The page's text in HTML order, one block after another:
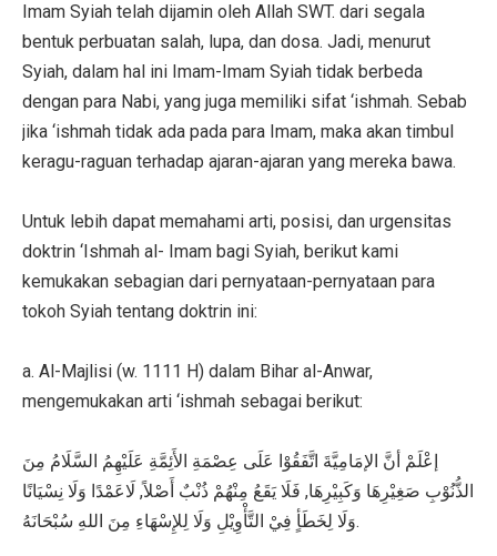
Imam Syiah telah dijamin oleh Allah SWT. dari segala
bentuk perbuatan salah, lupa, dan dosa. Jadi, menurut
Syiah, dalam hal ini Imam-Imam Syiah tidak berbeda
dengan para Nabi, yang juga memiliki sifat ‘ishmah. Sebab
jika ‘ishmah tidak ada pada para Imam, maka akan timbul
keragu-raguan terhadap ajaran-ajaran yang mereka bawa.
Untuk lebih dapat memahami arti, posisi, dan urgensitas
doktrin ‘Ishmah al- Imam bagi Syiah, berikut kami
kemukakan sebagian dari pernyataan-pernyataan para
tokoh Syiah tentang doktrin ini:
a. Al-Majlisi (w. 1111 H) dalam Bihar al-Anwar,
mengemukakan arti ‘ishmah sebagai berikut:
إعْلَمْ أنَّ الإمَامِيَّةَ اتَّفَقُوْا عَلَى عِصْمَةِ الأَئِمَّةِ عَلَيْهِمُ السَّلَامُ مِنَ
الذُّنُوْبِ صَغِيْرِهَا وَكَبِيْرِهَا, فَلَا يَقَعُ مِنْهُمْ ذُنْبٌ أَصْلاً, لَاعَمْدًا وَلَا نِسْيَانًا
وَلَا لِخَطَأٍ فِيْ التَّأْوِيْلِ وَلَا لِلإِسْهَاءِ مِنَ اللهِ سُبْحَانَهُ.